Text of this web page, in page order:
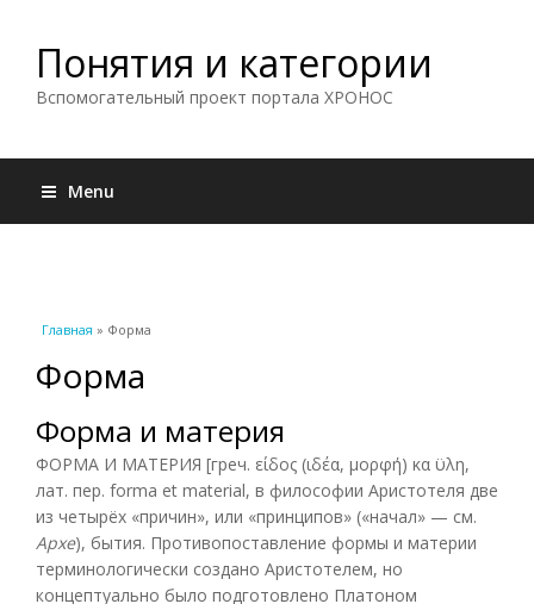
Понятия и категории
Вспомогательный проект портала ХРОНОС
Menu
Вы здесь
Главная » Форма
Форма
Форма и материя
ФОРМА И МАТЕРИЯ [греч. είδος (ιδέα, μορφή) κα ϋλη,
лат. пер. forma et material, в философии Аристотеля две
из четырёх «причин», или «принципов» («начал» — см.
Архе), бытия. Противопоставление формы и материи
терминологически создано Аристотелем, но
концептуально было подготовлено Платоном